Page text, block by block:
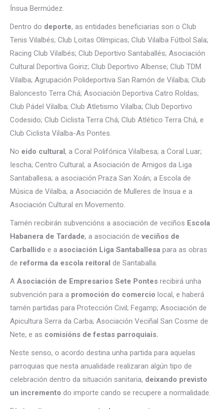
Ínsua Bermúdez.
Dentro do deporte, as entidades beneficiarias son o Club
Tenis Vilalbés; Club Loitas Olímpicas; Club Vilalba Fútbol Sala;
Racing Club Vilalbés; Club Deportivo Santaballés; Asociación
Cultural Deportiva Goiriz; Club Deportivo Albense; Club TDM
Vilalba; Agrupación Polideportiva San Ramón de Vilalba; Club
Baloncesto Terra Chá; Asociación Deportiva Catro Roldas;
Club Pádel Vilalba; Club Atletismo Vilalba; Club Deportivo
Codesido; Club Ciclista Terra Chá; Club Atlético Terra Chá, e
Club Ciclista Vilalba-As Pontes.
No eido cultural, a Coral Polifónica Vilalbesa; a Coral Luar;
Iescha; Centro Cultural; a Asociación de Amigos da Liga
Santaballesa; a asociación Praza San Xoán; a Escola de
Música de Vilalba; a Asociación de Mulleres de Insua e a
Asociación Cultural en Movemento.
Tamén recibirán subvencións a asociación de veciños Escola
Habanera de Tardade, a asociación de veciños de
Carballido e a asociación Liga Santaballesa para as obras
de reforma da escola reitoral de Santaballa.
A Asociación de Empresarios Sete Pontes recibirá unha
subvención para a promoción do comercio local, e haberá
tamén partidas para Protección Civil; Fegamp; Asociación de
Apicultura Serra da Carba; Asociación Veciñal San Cosme de
Nete, e as comisións de festas parroquiais.
Neste senso, o acordo destina unha partida para aquelas
parroquias que nesta anualidade realizaran algún tipo de
celebración dentro da situación sanitaria, deixando previsto
un incremento do importe cando se recupere a normalidade.